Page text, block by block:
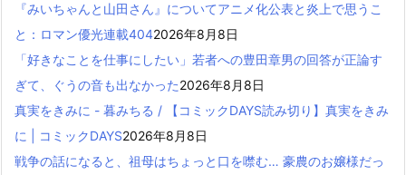
『みいちゃんと山田さん』についてアニメ化公表と炎上で思うこ
と：ロマン優光連載4042026年8月8日
「好きなことを仕事にしたい」若者への豊田章男の回答が正論す
ぎて、ぐうの音も出なかった2026年8月8日
真実をきみに - 暮みちる / 【コミックDAYS読み切り】真実をきみ
に | コミックDAYS2026年8月8日
戦争の話になると、祖母はちょっと口を噤む… 豪農のお嬢様だっ